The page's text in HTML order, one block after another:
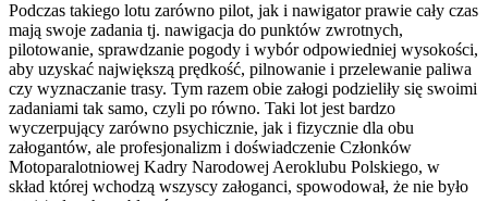
Podczas takiego lotu zarówno pilot, jak i nawigator prawie cały czas
mają swoje zadania tj. nawigacja do punktów zwrotnych,
pilotowanie, sprawdzanie pogody i wybór odpowiedniej wysokości,
aby uzyskać największą prędkość, pilnowanie i przelewanie paliwa
czy wyznaczanie trasy. Tym razem obie załogi podzieliły się swoimi
zadaniami tak samo, czyli po równo. Taki lot jest bardzo
wyczerpujący zarówno psychicznie, jak i fizycznie dla obu
załogantów, ale profesjonalizm i doświadczenie Członków
Motoparalotniowej Kadry Narodowej Aeroklubu Polskiego, w
skład której wchodzą wszyscy załoganci, spowodował, że nie było